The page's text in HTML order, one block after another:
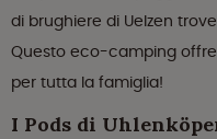
di brughiere di Uelzen
Questo eco-camping
per tutta la famiglia!
I Pods di